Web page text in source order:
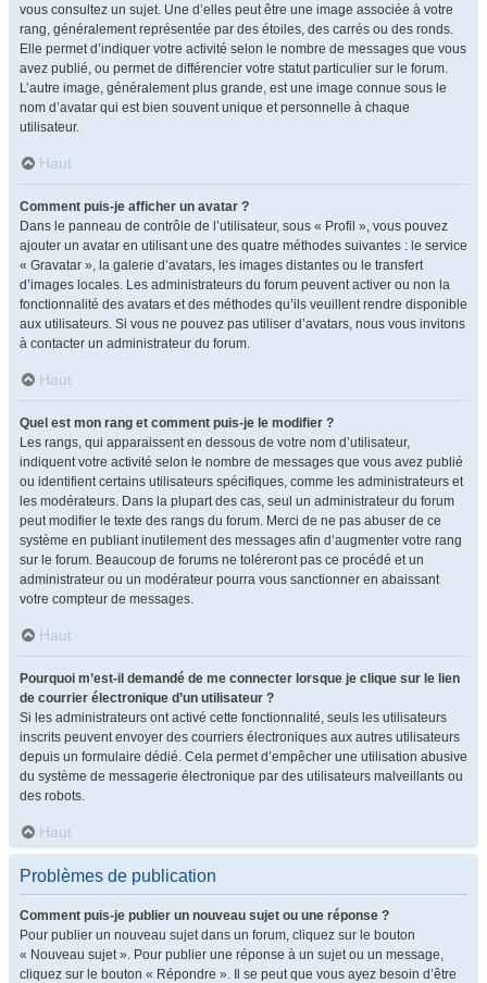
vous consultez un sujet. Une d’elles peut être une image associée à votre
rang, généralement représentée par des étoiles, des carrés ou des ronds.
Elle permet d’indiquer votre activité selon le nombre de messages que vous
avez publié, ou permet de différencier votre statut particulier sur le forum.
L’autre image, généralement plus grande, est une image connue sous le
nom d’avatar qui est bien souvent unique et personnelle à chaque
utilisateur.
Haut
Comment puis-je afficher un avatar ?
Dans le panneau de contrôle de l’utilisateur, sous « Profil », vous pouvez
ajouter un avatar en utilisant une des quatre méthodes suivantes : le service
« Gravatar », la galerie d’avatars, les images distantes ou le transfert
d’images locales. Les administrateurs du forum peuvent activer ou non la
fonctionnalité des avatars et des méthodes qu’ils veuillent rendre disponible
aux utilisateurs. Si vous ne pouvez pas utiliser d’avatars, nous vous invitons
à contacter un administrateur du forum.
Haut
Quel est mon rang et comment puis-je le modifier ?
Les rangs, qui apparaissent en dessous de votre nom d’utilisateur,
indiquent votre activité selon le nombre de messages que vous avez publié
ou identifient certains utilisateurs spécifiques, comme les administrateurs et
les modérateurs. Dans la plupart des cas, seul un administrateur du forum
peut modifier le texte des rangs du forum. Merci de ne pas abuser de ce
système en publiant inutilement des messages afin d’augmenter votre rang
sur le forum. Beaucoup de forums ne toléreront pas ce procédé et un
administrateur ou un modérateur pourra vous sanctionner en abaissant
votre compteur de messages.
Haut
Pourquoi m’est-il demandé de me connecter lorsque je clique sur le lien
de courrier électronique d’un utilisateur ?
Si les administrateurs ont activé cette fonctionnalité, seuls les utilisateurs
inscrits peuvent envoyer des courriers électroniques aux autres utilisateurs
depuis un formulaire dédié. Cela permet d’empêcher une utilisation abusive
du système de messagerie électronique par des utilisateurs malveillants ou
des robots.
Haut
Problèmes de publication
Comment puis-je publier un nouveau sujet ou une réponse ?
Pour publier un nouveau sujet dans un forum, cliquez sur le bouton
« Nouveau sujet ». Pour publier une réponse à un sujet ou un message,
cliquez sur le bouton « Répondre ». Il se peut que vous ayez besoin d’être